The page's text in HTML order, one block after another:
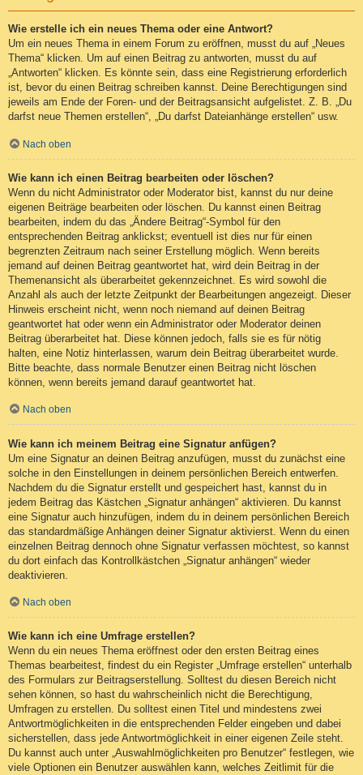
Wie erstelle ich ein neues Thema oder eine Antwort?
Um ein neues Thema in einem Forum zu eröffnen, musst du auf „Neues
Thema“ klicken. Um auf einen Beitrag zu antworten, musst du auf
„Antworten“ klicken. Es könnte sein, dass eine Registrierung erforderlich
ist, bevor du einen Beitrag schreiben kannst. Deine Berechtigungen sind
jeweils am Ende der Foren- und der Beitragsansicht aufgelistet. Z. B. „Du
darfst neue Themen erstellen“, „Du darfst Dateianhänge erstellen“ usw.
Nach oben
Wie kann ich einen Beitrag bearbeiten oder löschen?
Wenn du nicht Administrator oder Moderator bist, kannst du nur deine
eigenen Beiträge bearbeiten oder löschen. Du kannst einen Beitrag
bearbeiten, indem du das „Ändere Beitrag“-Symbol für den
entsprechenden Beitrag anklickst; eventuell ist dies nur für einen
begrenzten Zeitraum nach seiner Erstellung möglich. Wenn bereits
jemand auf deinen Beitrag geantwortet hat, wird dein Beitrag in der
Themenansicht als überarbeitet gekennzeichnet. Es wird sowohl die
Anzahl als auch der letzte Zeitpunkt der Bearbeitungen angezeigt. Dieser
Hinweis erscheint nicht, wenn noch niemand auf deinen Beitrag
geantwortet hat oder wenn ein Administrator oder Moderator deinen
Beitrag überarbeitet hat. Diese können jedoch, falls sie es für nötig
halten, eine Notiz hinterlassen, warum dein Beitrag überarbeitet wurde.
Bitte beachte, dass normale Benutzer einen Beitrag nicht löschen
können, wenn bereits jemand darauf geantwortet hat.
Nach oben
Wie kann ich meinem Beitrag eine Signatur anfügen?
Um eine Signatur an deinen Beitrag anzufügen, musst du zunächst eine
solche in den Einstellungen in deinem persönlichen Bereich entwerfen.
Nachdem du die Signatur erstellt und gespeichert hast, kannst du in
jedem Beitrag das Kästchen „Signatur anhängen“ aktivieren. Du kannst
eine Signatur auch hinzufügen, indem du in deinem persönlichen Bereich
das standardmäßige Anhängen deiner Signatur aktivierst. Wenn du einen
einzelnen Beitrag dennoch ohne Signatur verfassen möchtest, so kannst
du dort einfach das Kontrollkästchen „Signatur anhängen“ wieder
deaktivieren.
Nach oben
Wie kann ich eine Umfrage erstellen?
Wenn du ein neues Thema eröffnest oder den ersten Beitrag eines
Themas bearbeitest, findest du ein Register „Umfrage erstellen“ unterhalb
des Formulars zur Beitragserstellung. Solltest du diesen Bereich nicht
sehen können, so hast du wahrscheinlich nicht die Berechtigung,
Umfragen zu erstellen. Du solltest einen Titel und mindestens zwei
Antwortmöglichkeiten in die entsprechenden Felder eingeben und dabei
sicherstellen, dass jede Antwortmöglichkeit in einer eigenen Zeile steht.
Du kannst auch unter „Auswahlmöglichkeiten pro Benutzer“ festlegen, wie
viele Optionen ein Benutzer auswählen kann, welches Zeitlimit für die